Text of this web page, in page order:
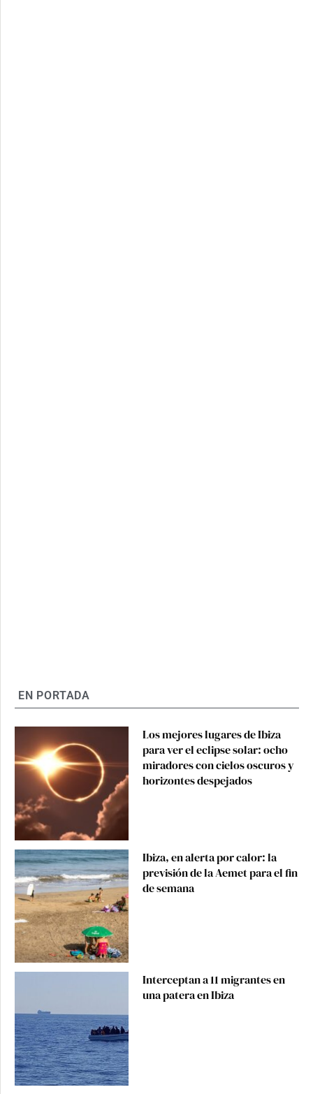
EN PORTADA
Los mejores lugares de Ibiza
para ver el eclipse solar: ocho
miradores con cielos oscuros y
horizontes despejados
Ibiza, en alerta por calor: la
previsión de la Aemet para el fin
de semana
Interceptan a 11 migrantes en
una patera en Ibiza